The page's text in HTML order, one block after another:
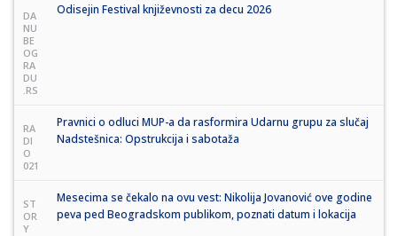
DA
NU
BE
OG
RA
DU
.RS
Odisejin Festival književnosti za decu 2026
RA
DI
O
021
Pravnici o odluci MUP-a da rasformira Udarnu grupu za slučaj
Nadstešnica: Opstrukcija i sabotaža
ST
OR
Y
Mesecima se čekalo na ovu vest: Nikolija Jovanović ove godine
peva ped Beogradskom publikom, poznati datum i lokacija